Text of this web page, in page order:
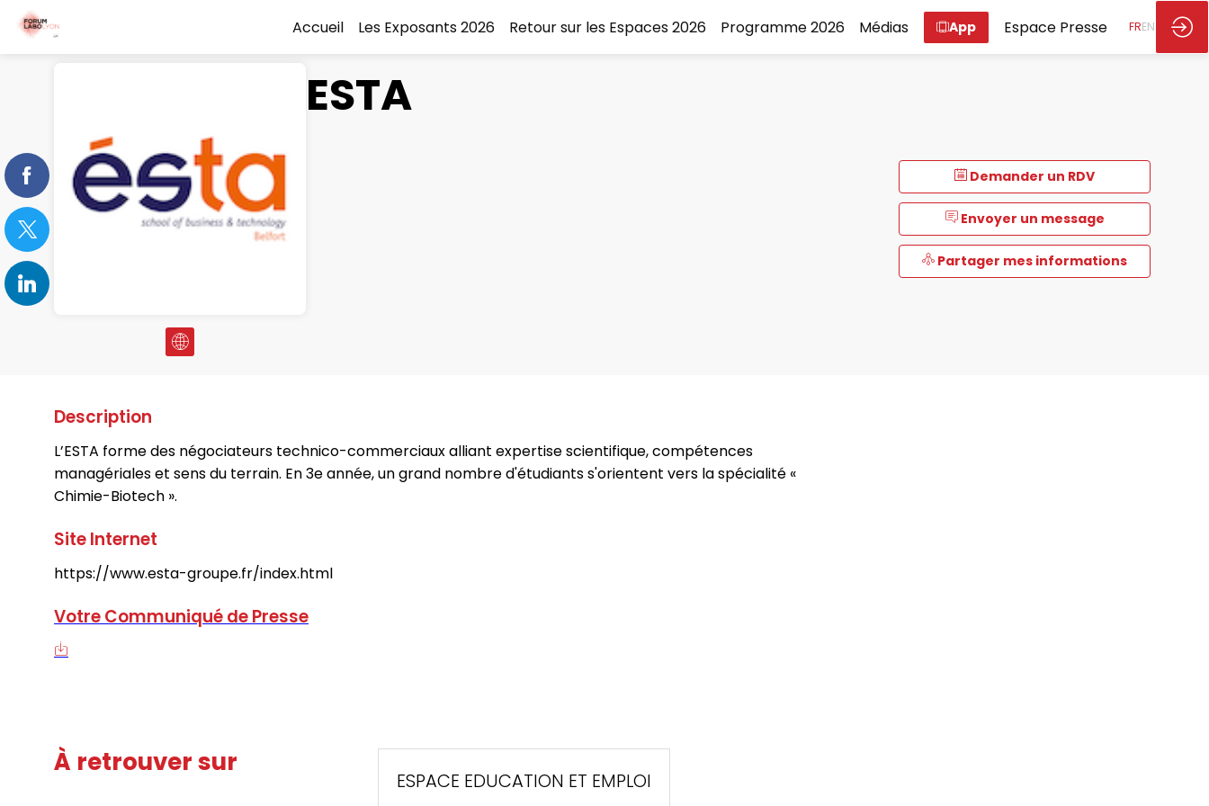
Accueil Les Exposants 2026 Retour sur les Espaces 2026 Programme 2026 Médias App Espace Presse FREN
Demander un RDV
Envoyer un message
Partager mes informations
ESTA
Description
L’ESTA forme des négociateurs technico-commerciaux alliant expertise scientifique, compétences
managériales et sens du terrain. En 3e année, un grand nombre d'étudiants s'orientent vers la spécialité «
Chimie-Biotech ».
Site Internet
https://www.esta-groupe.fr/index.html
Votre Communiqué de Presse
À retrouver sur
ESPACE EDUCATION ET EMPLOI